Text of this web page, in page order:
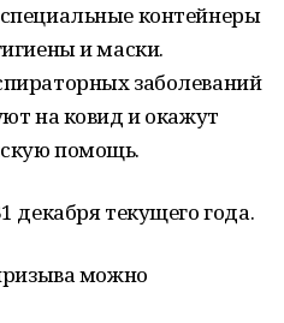
контейнеры
и маски.
заболеваний
на ковид и окажут
помощь.
декабря текущего года.
можно